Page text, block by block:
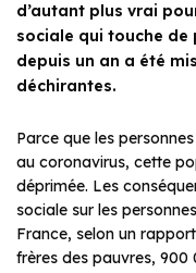
d’autant plus vrai
sociale qui touche de
depuis un an a été
déchirantes.
Parce que les
au coronavirus, cette
déprimée. Les
sociale sur les
France, selon un
frères des pauvres, 900